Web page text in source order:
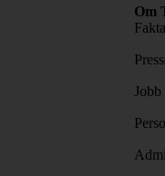
Om